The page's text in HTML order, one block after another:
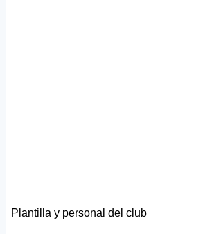
Plantilla y personal del club